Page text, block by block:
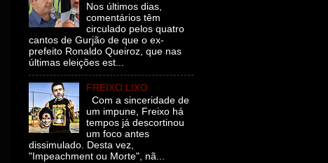
Nos últimos dias,
comentários têm
circulado pelos quatro
cantos de Gurjão de que o ex-
prefeito Ronaldo Queiroz, que nas
últimas eleições est...
FREIXO LIXO
Com a sinceridade de
um impune, Freixo há
tempos já descortinou
um foco antes
dissimulado. Desta vez,
"Impeachment ou Morte", nã...